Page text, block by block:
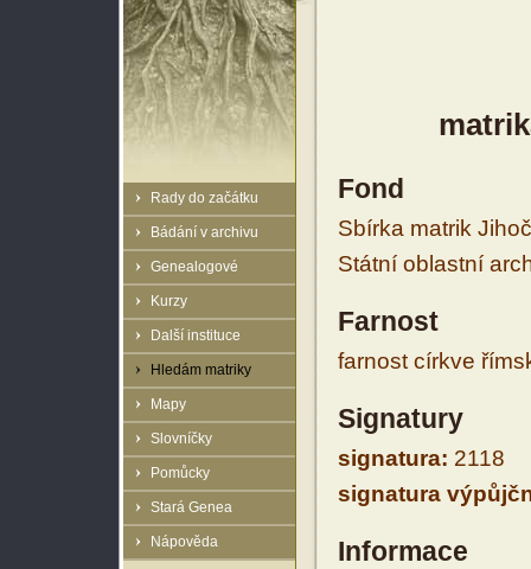
Rady do začátku
Bádání v archivu
Genealogové
Kurzy
Další instituce
Hledám matriky
Mapy
Slovníčky
Pomůcky
Stará Genea
Nápověda
Fond
Sbírka matrik
Státní oblastní
Farnost
farnost církve
Signatury
signatura: 2118
signatura
Informace